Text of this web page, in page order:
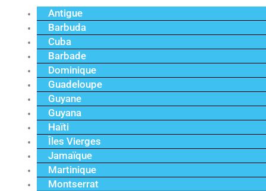
Antigue
Barbuda
Cuba
Barbade
Dominique
Guadeloupe
Guyane
Guyana
Haïti
Îles Vierges
Jamaïque
Martinique
Montserrat